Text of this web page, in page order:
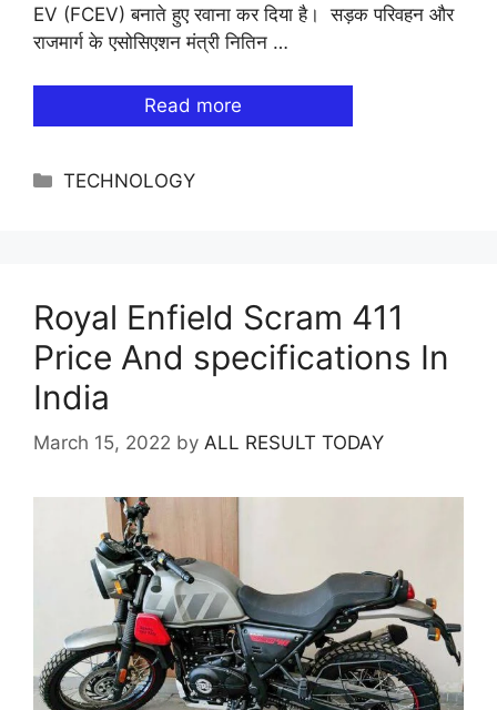
EV (FCEV) बनाते हुए रवाना कर दिया है। सड़क परिवहन और
राजमार्ग के एसोसिएशन मंत्री नितिन …
Read more
Categories
TECHNOLOGY
Royal Enfield Scram 411
Price And specifications In
India
March 15, 2022 by ALL RESULT TODAY